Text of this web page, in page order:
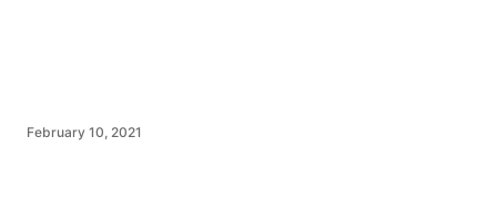
February 10, 2021